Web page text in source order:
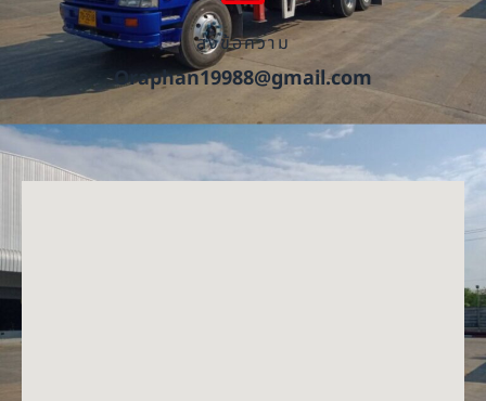
ส่งข้อความ
Oraphan19988@gmail.com